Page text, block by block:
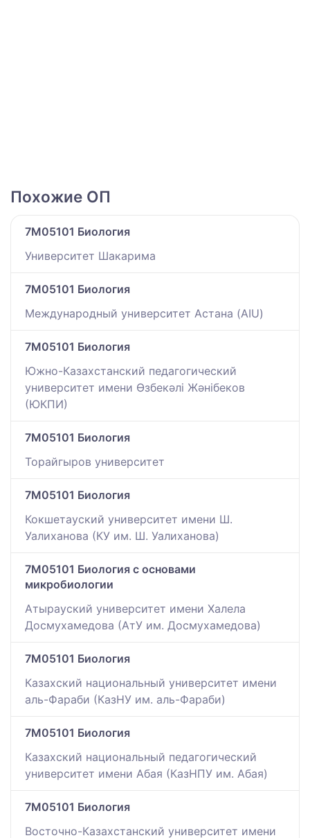
Похожие ОП
7M05101 Биология
Университет Шакарима
7M05101 Биология
Международный университет Астана (AIU)
7M05101 Биология
Южно-Казахстанский педагогический
университет имени Өзбекәлі Жәнібеков
(ЮКПИ)
7M05101 Биология
Торайгыров университет
7M05101 Биология
Кокшетауский университет имени Ш.
Уалиханова (КУ им. Ш. Уалиханова)
7M05101 Биология с основами
микробиологии
Атырауский университет имени Халела
Досмухамедова (АтУ им. Досмухамедова)
7M05101 Биология
Казахский национальный университет имени
аль-Фараби (КазНУ им. аль-Фараби)
7M05101 Биология
Казахский национальный педагогический
университет имени Абая (КазНПУ им. Абая)
7M05101 Биология
Восточно-Казахстанский университет имени